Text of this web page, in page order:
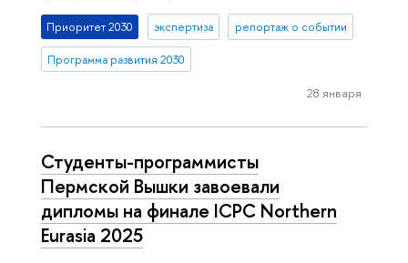
Приоритет 2030 экспертиза репортаж о событии
Программа развития 2030
28 января
Студенты-программисты
Пермской Вышки завоевали
дипломы на финале ICPC Northern
Eurasia 2025